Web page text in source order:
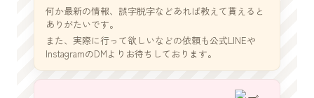
何か最新の情報、誤字脱字などあれば教えて貰えると
ありがたいです。
また、実際に行って欲しいなどの依頼も公式LINEや
InstagramのDMよりお待ちしております。